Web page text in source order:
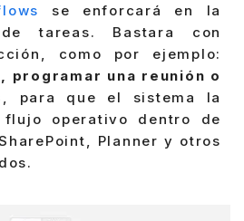
se enforcará en la
de tareas. Bastara con
como por ejemplo:
programar una reunión o
, para que el sistema la
operativo dentro de
Planner y otros